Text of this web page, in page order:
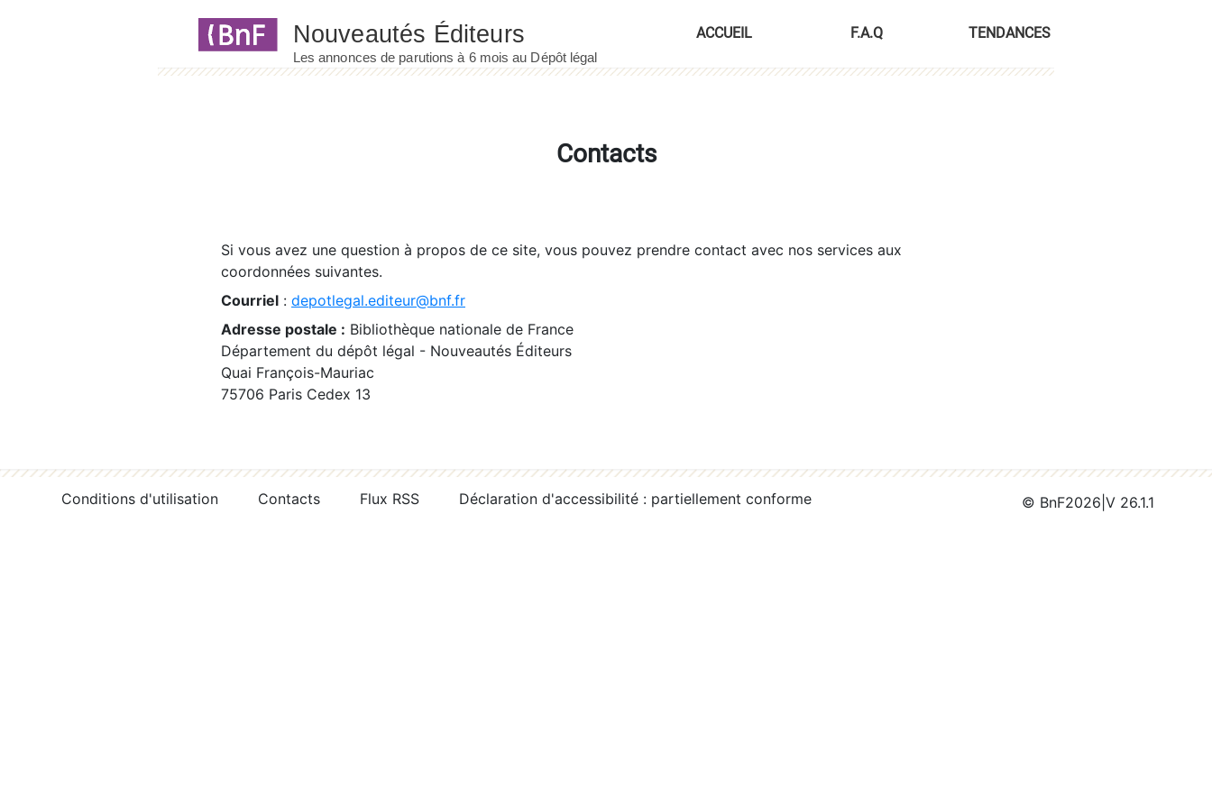
ACCUEIL F.A.Q TENDANCES
Contacts
Si vous avez une question à propos de ce site, vous pouvez prendre contact avec nos services aux
coordonnées suivantes.
Courriel : depotlegal.editeur@bnf.fr
Adresse postale : Bibliothèque nationale de France
Département du dépôt légal - Nouveautés Éditeurs
Quai François-Mauriac
75706 Paris Cedex 13
Conditions d'utilisation Contacts Flux RSS Déclaration d'accessibilité : partiellement conforme © BnF2026 V 26.1.1